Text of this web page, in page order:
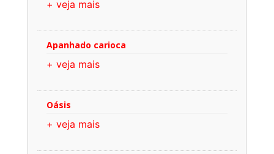
+ veja mais
Apanhado carioca
+ veja mais
Oásis
+ veja mais